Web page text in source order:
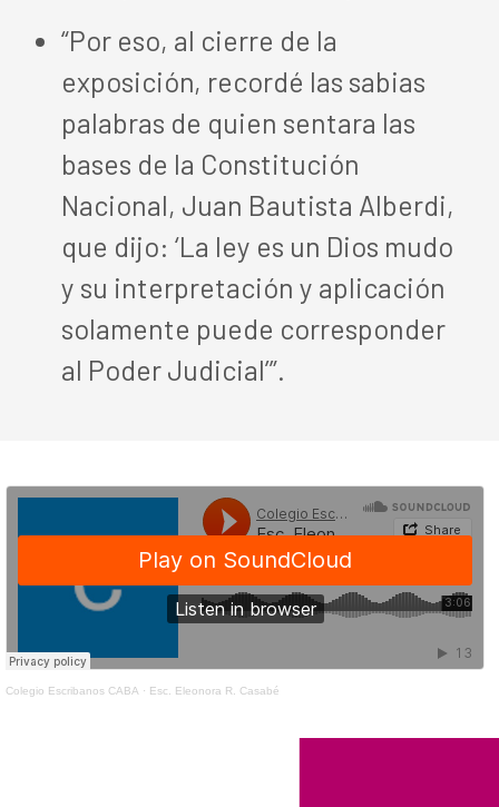
“Por eso, al cierre de la
exposición, recordé las sabias
palabras de quien sentara las
bases de la Constitución
Nacional, Juan Bautista Alberdi,
que dijo: ‘La ley es un Dios mudo
y su interpretación y aplicación
solamente puede corresponder
al Poder Judicial’”.
Colegio Escribanos CABA · Esc. Eleonora R. Casabé